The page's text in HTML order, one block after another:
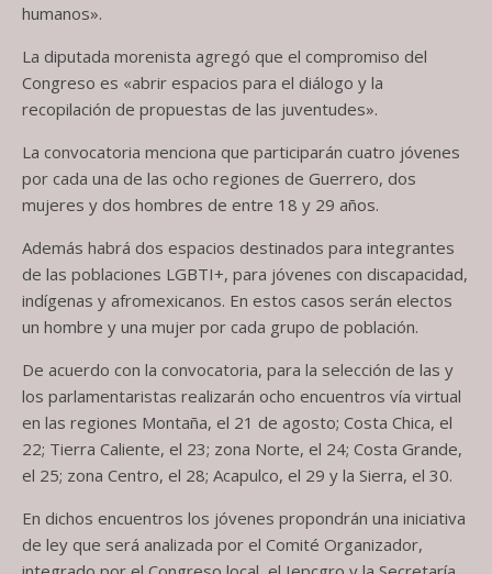
humanos».
La diputada morenista agregó que el compromiso del
Congreso es «abrir espacios para el diálogo y la
recopilación de propuestas de las juventudes».
La convocatoria menciona que participarán cuatro jóvenes
por cada una de las ocho regiones de Guerrero, dos
mujeres y dos hombres de entre 18 y 29 años.
Además habrá dos espacios destinados para integrantes
de las poblaciones LGBTI+, para jóvenes con discapacidad,
indígenas y afromexicanos. En estos casos serán electos
un hombre y una mujer por cada grupo de población.
De acuerdo con la convocatoria, para la selección de las y
los parlamentaristas realizarán ocho encuentros vía virtual
en las regiones Montaña, el 21 de agosto; Costa Chica, el
22; Tierra Caliente, el 23; zona Norte, el 24; Costa Grande,
el 25; zona Centro, el 28; Acapulco, el 29 y la Sierra, el 30.
En dichos encuentros los jóvenes propondrán una iniciativa
de ley que será analizada por el Comité Organizador,